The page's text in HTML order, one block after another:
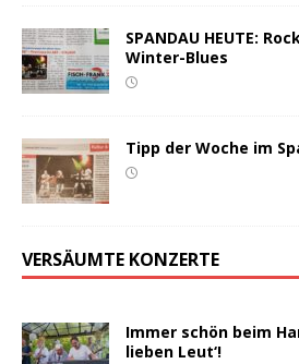
SPANDAU HEUTE:
Winter-Blues
Tipp der Woche im
VERSÄUMTE KONZERTE
Immer schön beim
lieben Leut‘!